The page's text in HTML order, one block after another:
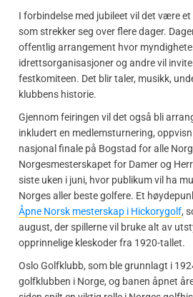
I forbindelse med jubileet vil det være
som strekker seg over flere dager.
offentlig arrangement hvor
idrettsorganisasjoner og andre vil
festkomiteen. Det blir taler, musikk,
klubbens historie.
Gjennom feiringen vil det også bli
inkludert en medlemsturnering,
nasjonal finale på Bogstad for alle
Norgesmesterskapet for Damer og
siste uken i juni, hvor publikum vil ha
Norges aller beste golfere. Et
Åpne Norsk mesterskap i Hickorygolf,
august, der spillerne vil bruke alt av
opprinnelige kleskoder fra 1920-tallet.
Oslo Golfklubb, som ble grunnlagt i
golfklubben i Norge, og banen åpnet